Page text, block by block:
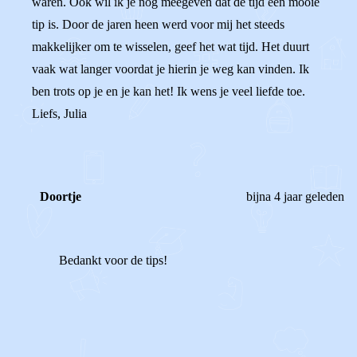
tip is. Door de jaren heen werd voor mij het steeds
makkelijker om te wisselen, geef het wat tijd. Het duurt
vaak wat langer voordat je hierin je weg kan vinden. Ik
ben trots op je en je kan het! Ik wens je veel liefde toe.
Liefs, Julia
Doortje bijna 4 jaar geleden
Bedankt voor de tips!